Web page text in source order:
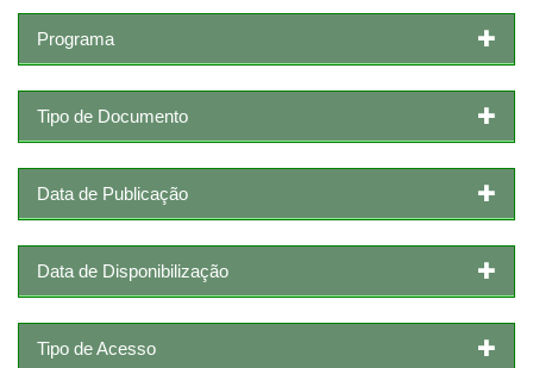
Programa
Tipo de Documento
Data de Publicação
Data de Disponibilização
Tipo de Acesso